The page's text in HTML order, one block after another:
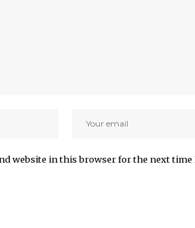
website in this browser for the next